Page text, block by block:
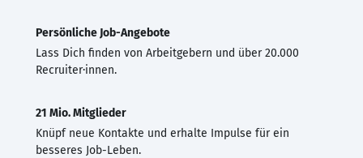
Persönliche Job-Angebote
Lass Dich finden von Arbeitgebern und über 20.000
Recruiter·innen.
21 Mio. Mitglieder
Knüpf neue Kontakte und erhalte Impulse für ein
besseres Job-Leben.